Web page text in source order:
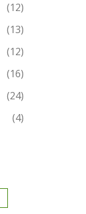
(12)
(13)
(12)
(16)
(24)
(4)